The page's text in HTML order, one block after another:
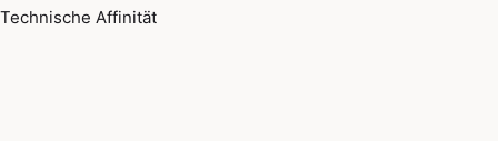
Technische Affinität